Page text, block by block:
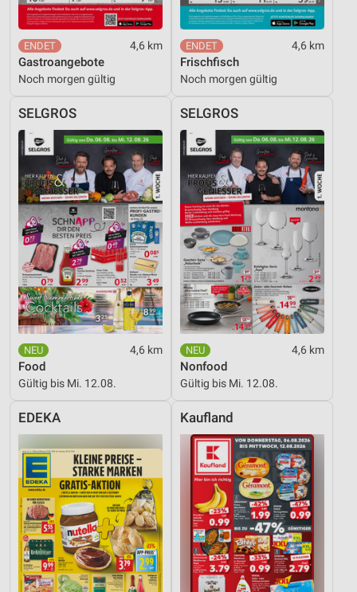
4,6 km
Gastroangebote
Noch morgen gültig
4,6 km
Frischfisch
Noch morgen gültig
SELGROS
4,6 km
Food
Gültig bis Mi. 12.08.
SELGROS
4,6 km
Nonfood
Gültig bis Mi. 12.08.
EDEKA Kaufland